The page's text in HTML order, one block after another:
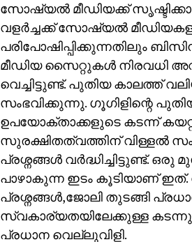
സോഷ്യൽ മീഡിയക്ക്
വളർച്ചക്ക് സോഷ്യൽ
പരിപോഷിപ്പിക്കുന്നതിലും
മീഡിയ സൈറ്റുകൾ നിരവധി
വെച്ചിട്ടുണ്ട്. പുതിയ കാലത്ത്
സംഭവിക്കുന്നു. ഗൂഗിളിന്റെ
ഉപയോക്താക്കളുടെ കടന്ന്
സുരക്ഷിതത്വത്തിന് വിള്ളൽ
പ്രശ്നങ്ങൾ വർദ്ധിച്ചിട്ടുണ്ട്.
പാഴാകുന്ന ഇടം കൂടിയാണ് ഇത്.
പ്രശ്നങ്ങൾ,ജോലി തുടങ്ങി
സ്വകാര്യതയിലേക്കുള്ള
പ്രധാന വെല്ലുവിളി.